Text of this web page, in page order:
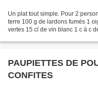
Un plat tout simple. Pour 2
terre 100 g de lardons fumés 1
vertes 15 cl de vin blanc 1 c à c
PAUPIETTES DE
CONFITES